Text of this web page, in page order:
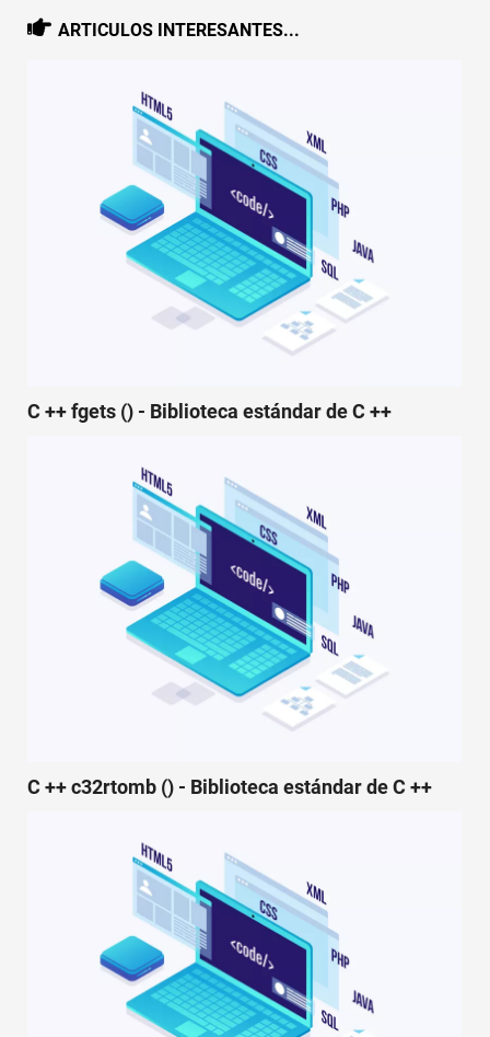
ARTICULOS INTERESANTES...
C ++ fgets () - Biblioteca estándar de C ++
C ++ c32rtomb () - Biblioteca estándar de C ++